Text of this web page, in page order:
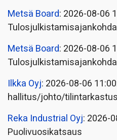
Metsä Board: 2026-08-06
Metsä Board: 2026-08-06
Ilkka Oyj: 2026-08-06
hallitus/johto/tilintarkastus
Reka Industrial Oyj: 2026-
Puolivuosikatsaus